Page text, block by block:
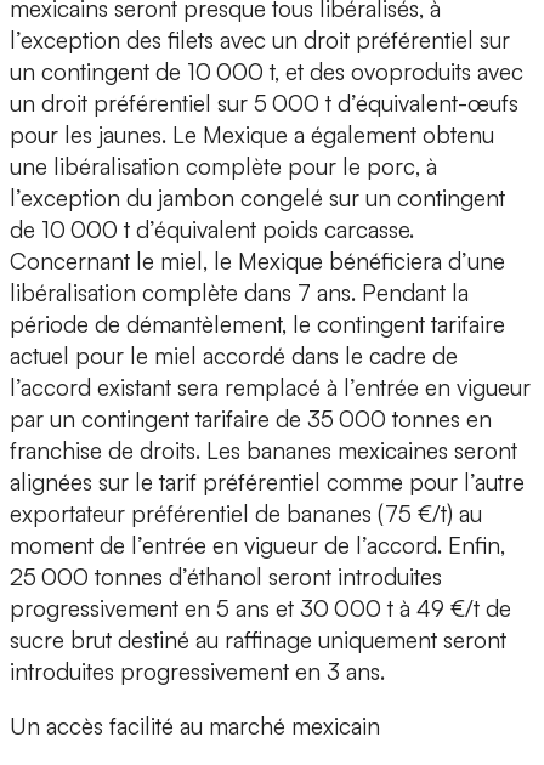
mexicains seront presque tous libéralisés, à
l’exception des filets avec un droit préférentiel sur
un contingent de 10 000 t, et des ovoproduits avec
un droit préférentiel sur 5 000 t d’équivalent-œufs
pour les jaunes. Le Mexique a également obtenu
une libéralisation complète pour le porc, à
l’exception du jambon congelé sur un contingent
de 10 000 t d’équivalent poids carcasse.
Concernant le miel, le Mexique bénéficiera d’une
libéralisation complète dans 7 ans. Pendant la
période de démantèlement, le contingent tarifaire
actuel pour le miel accordé dans le cadre de
l’accord existant sera remplacé à l’entrée en vigueur
par un contingent tarifaire de 35 000 tonnes en
franchise de droits. Les bananes mexicaines seront
alignées sur le tarif préférentiel comme pour l’autre
exportateur préférentiel de bananes (75 €/t) au
moment de l’entrée en vigueur de l’accord. Enfin,
25 000 tonnes d’éthanol seront introduites
progressivement en 5 ans et 30 000 t à 49 €/t de
sucre brut destiné au raffinage uniquement seront
introduites progressivement en 3 ans.
Un accès facilité au marché mexicain